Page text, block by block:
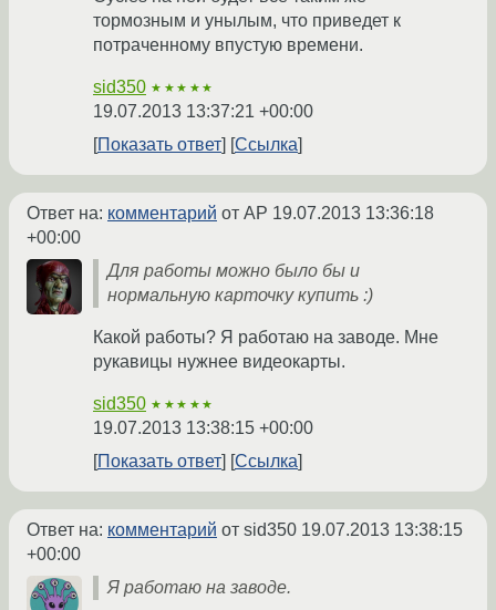
тормозным и унылым, что приведет к
потраченному впустую времени.
sid350 ★★★★★
19.07.2013 13:37:21 +00:00
Показать ответ
Ссылка
Ответ на: комментарий от AP 19.07.2013 13:36:18
+00:00
Для работы можно было бы и
нормальную карточку купить :)
Какой работы? Я работаю на заводе. Мне
рукавицы нужнее видеокарты.
sid350 ★★★★★
19.07.2013 13:38:15 +00:00
Показать ответ
Ссылка
Ответ на: комментарий от sid350 19.07.2013 13:38:15
+00:00
Я работаю на заводе.